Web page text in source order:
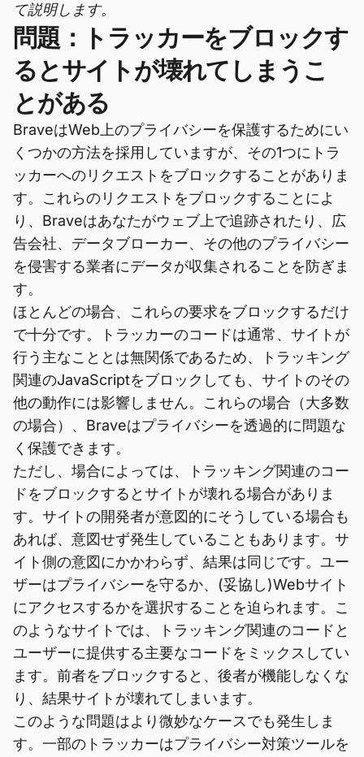
て説明します。
問題：トラッカーをブロックす
るとサイトが壊れてしまうこ
とがある
BraveはWeb上のプライバシーを保護するためにい
くつかの方法を採用していますが、その1つにトラ
ッカーへのリクエストをブロックすることがありま
す。これらのリクエストをブロックすることによ
り、Braveはあなたがウェブ上で追跡されたり、広
告会社、データブローカー、その他のプライバシー
を侵害する業者にデータが収集されることを防ぎま
す。
ほとんどの場合、これらの要求をブロックするだけ
で十分です。トラッカーのコードは通常、サイトが
行う主なこととは無関係であるため、トラッキング
関連のJavaScriptをブロックしても、サイトのその
他の動作には影響しません。これらの場合（大多数
の場合）、Braveはプライバシーを透過的に問題な
く保護できます。
ただし、場合によっては、トラッキング関連のコー
ドをブロックするとサイトが壊れる場合がありま
す。サイトの開発者が意図的にそうしている場合も
あれば、意図せず発生していることもあります。サ
イト側の意図にかかわらず、結果は同じです。ユー
ザーはプライバシーを守るか、(妥協し)Webサイト
にアクセスするかを選択することを迫られます。こ
のようなサイトでは、トラッキング関連のコードと
ユーザーに提供する主要なコードをミックスしてい
ます。前者をブロックすると、後者が機能しなくな
り、結果サイトが壊れてしまいます。
このような問題はより微妙なケースでも発生しま
す。一部のトラッカーはプライバシー対策ツールを